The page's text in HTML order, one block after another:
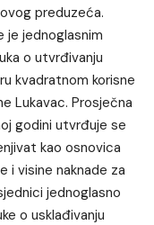
preduzeća.
je jednoglasnim
o utvrđivanju
kvadratnom korisne
Lukavac. Prosječna
godini utvrđuje se
kao osnovica
i visine naknade za
jednoglasno
o usklađivanju